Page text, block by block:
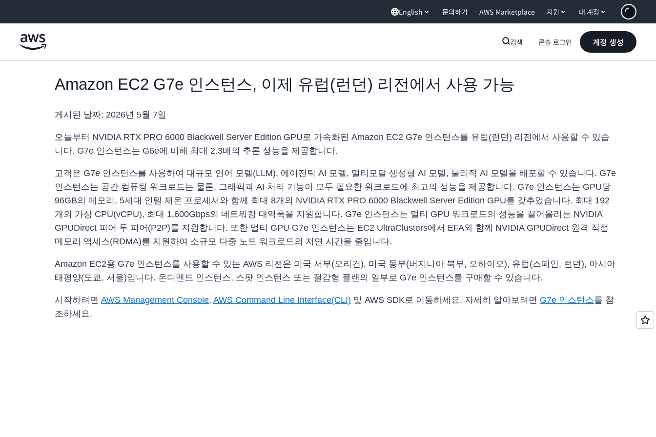
English 문의하기 AWS Marketplace 지원 내 계정
검색 콘솔 로그인 계정 생성
Amazon EC2 G7e 인스턴스, 이제 유럽(런던) 리전에서 사용 가능
게시된 날짜: 2026년 5월 7일
오늘부터 NVIDIA RTX PRO 6000 Blackwell Server Edition GPU로 가속화된 Amazon EC2 G7e 인스턴스를 유럽(런던) 리전에서 사용할 수 있습
니다. G7e 인스턴스는 G6e에 비해 최대 2.3배의 추론 성능을 제공합니다.
고객은 G7e 인스턴스를 사용하여 대규모 언어 모델(LLM), 에이전틱 AI 모델, 멀티모달 생성형 AI 모델, 물리적 AI 모델을 배포할 수 있습니다. G7e
인스턴스는 공간 컴퓨팅 워크로드는 물론, 그래픽과 AI 처리 기능이 모두 필요한 워크로드에 최고의 성능을 제공합니다. G7e 인스턴스는 GPU당
96GB의 메모리, 5세대 인텔 제온 프로세서와 함께 최대 8개의 NVIDIA RTX PRO 6000 Blackwell Server Edition GPU를 갖추었습니다. 최대 192
개의 가상 CPU(vCPU), 최대 1,600Gbps의 네트워킹 대역폭을 지원합니다. G7e 인스턴스는 멀티 GPU 워크로드의 성능을 끌어올리는 NVIDIA
GPUDirect 피어 투 피어(P2P)를 지원합니다. 또한 멀티 GPU G7e 인스턴스는 EC2 UltraClusters에서 EFA와 함께 NVIDIA GPUDirect 원격 직접
메모리 액세스(RDMA)를 지원하여 소규모 다중 노드 워크로드의 지연 시간을 줄입니다.
Amazon EC2용 G7e 인스턴스를 사용할 수 있는 AWS 리전은 미국 서부(오리건), 미국 동부(버지니아 북부, 오하이오), 유럽(스페인, 런던), 아시아
태평양(도쿄, 서울)입니다. 온디맨드 인스턴스, 스팟 인스턴스 또는 절감형 플랜의 일부로 G7e 인스턴스를 구매할 수 있습니다.
시작하려면 AWS Management Console, AWS Command Line Interface(CLI) 및 AWS SDK로 이동하세요. 자세히 알아보려면 G7e 인스턴스를 참
조하세요.